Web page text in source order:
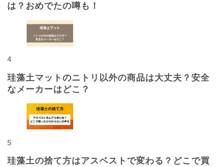
は？おめでたの噂も！
4
珪藻土マットのニトリ以外の商品は大丈夫？安全
なメーカーはどこ？
5
珪藻土の捨て方はアスベストで変わる？どこで買